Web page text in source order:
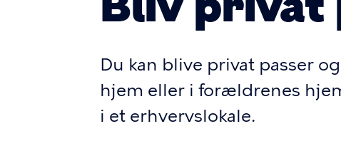
Du kan blive privat passer
hjem eller i forældrenes
i et erhvervslokale.